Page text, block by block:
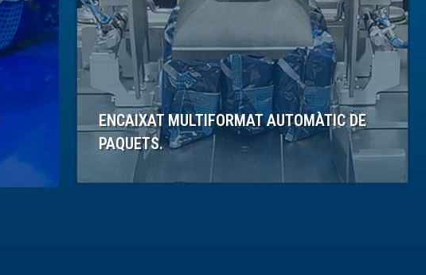
ENCAIXAT MULTIFORMAT AUTOMÀTIC DE
PAQUETS.